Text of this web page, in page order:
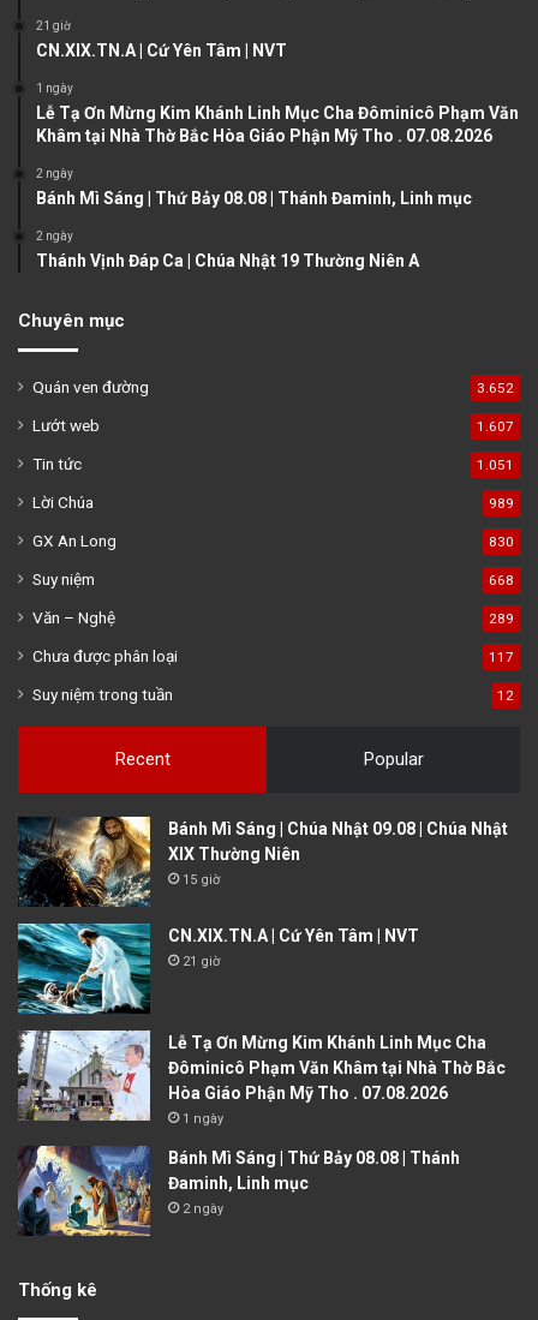
p
g
21 giờ
CN.XIX.TN.A | Cứ Yên Tâm | NVT
1 ngày
Lễ Tạ Ơn Mừng Kim Khánh Linh Mục Cha Đôminicô Phạm Văn
Khâm tại Nhà Thờ Bắc Hòa Giáo Phận Mỹ Tho . 07.08.2026
2 ngày
Bánh Mì Sáng | Thứ Bảy 08.08 | Thánh Đaminh, Linh mục
2 ngày
Thánh Vịnh Đáp Ca | Chúa Nhật 19 Thường Niên A
Chuyên mục
Quán ven đường 3.652
Lướt web 1.607
Tin tức 1.051
Lời Chúa 989
GX An Long 830
Suy niệm 668
Văn – Nghệ 289
Chưa được phân loại 117
Suy niệm trong tuần 12
Recent Popular
Bánh Mì Sáng | Chúa Nhật 09.08 | Chúa Nhật
XIX Thường Niên
15 giờ
CN.XIX.TN.A | Cứ Yên Tâm | NVT
21 giờ
Lễ Tạ Ơn Mừng Kim Khánh Linh Mục Cha
Đôminicô Phạm Văn Khâm tại Nhà Thờ Bắc
Hòa Giáo Phận Mỹ Tho . 07.08.2026
1 ngày
Bánh Mì Sáng | Thứ Bảy 08.08 | Thánh
Đaminh, Linh mục
2 ngày
Thống kê